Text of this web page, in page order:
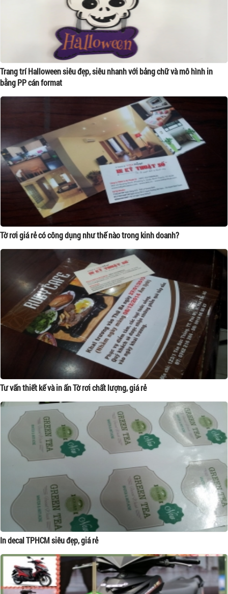
Trang trí Halloween siêu đẹp, siêu nhanh với bảng chữ và mô hình in
bằng PP cán format
Tờ rơi giá rẻ có công dụng như thế nào trong kinh doanh?
Tư vấn thiết kế và in ấn Tờ rơi chất lượng, giá rẻ
In decal TPHCM siêu đẹp, giá rẻ